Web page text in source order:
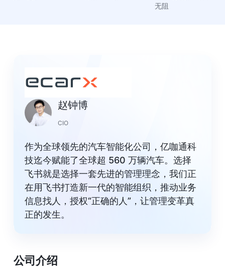
无阻
赵钟博
CIO
作为全球领先的汽车智能化公司，亿咖通科
技迄今赋能了全球超 560 万辆汽车。选择
飞书就是选择一套先进的管理理念，我们正
在用飞书打造新一代的智能组织，推动业务
信息找人，授权“正确的人”，让管理变革真
正的发生。
公司介绍